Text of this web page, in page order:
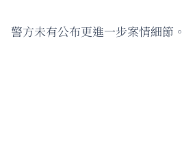
警方未有公布更進一步案情細節。